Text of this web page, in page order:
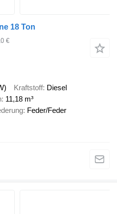
18 Ton
€
Kraftstoff Diesel
11,18 m³
Feder/Feder